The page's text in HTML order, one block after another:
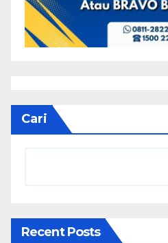
Cari
Recent Posts